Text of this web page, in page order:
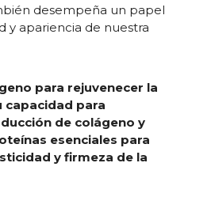
desempeña un papel
y apariencia de nuestra
para rejuvenecer la
capacidad para
de colágeno y
esenciales para
y firmeza de la